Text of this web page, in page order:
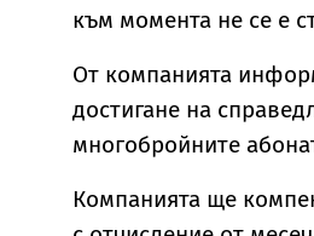
към момента не се е
От компанията
достигане на
многобройните
Компанията ще